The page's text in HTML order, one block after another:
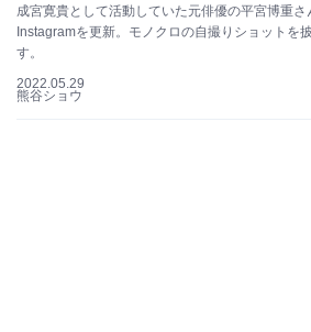
成宮寛貴として活動していた元俳優の平宮博重
Instagramを更新。モノクロの自撮りショットを
す。
2022.05.29
熊谷ショウ